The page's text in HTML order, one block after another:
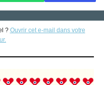
? Ouvrir cet e-mail dans votre